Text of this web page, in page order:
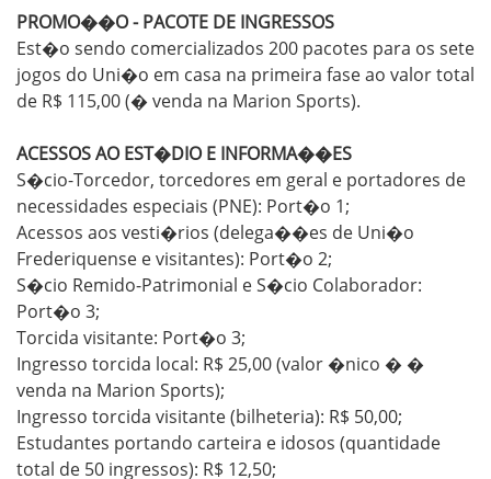
PROMO��O - PACOTE DE INGRESSOS
Est�o sendo comercializados 200 pacotes para os sete
jogos do Uni�o em casa na primeira fase ao valor total
de R$ 115,00 (� venda na Marion Sports).
ACESSOS AO EST�DIO E INFORMA��ES
S�cio-Torcedor, torcedores em geral e portadores de
necessidades especiais (PNE): Port�o 1;
Acessos aos vesti�rios (delega��es de Uni�o
Frederiquense e visitantes): Port�o 2;
S�cio Remido-Patrimonial e S�cio Colaborador:
Port�o 3;
Torcida visitante: Port�o 3;
Ingresso torcida local: R$ 25,00 (valor �nico � �
venda na Marion Sports);
Ingresso torcida visitante (bilheteria): R$ 50,00;
Estudantes portando carteira e idosos (quantidade
total de 50 ingressos): R$ 12,50;